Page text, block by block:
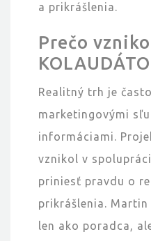
a prikrášlenia.
Prečo
Realitný trh je
marketingovými
informáciami.
vznikol v
priniesť pravdu o
prikrášlenia.
len ako poradca,